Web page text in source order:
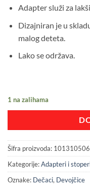
Adapter služi za
Dizajniran je u
malog deteta.
Lako se održava.
1 na zalihama
Šifra proizvoda:
Kategorije:Adapteri i
Oznake: Dečaci, Devojčice